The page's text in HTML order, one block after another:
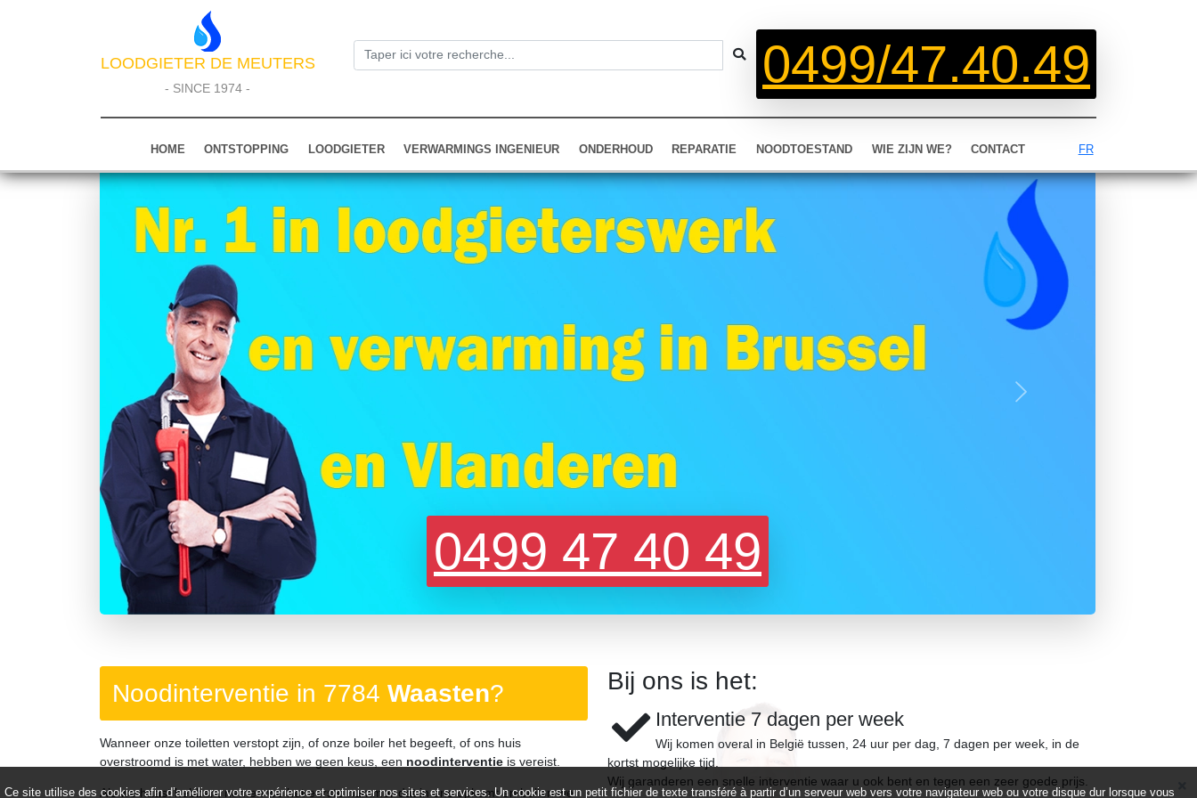
LOODGIETER DE MEUTERS
- SINCE 1974 - 0499/47.40.49
HOME ONTSTOPPING LOODGIETER VERWARMINGS INGENIEUR ONDERHOUD REPARATIE NOODTOESTAND WIE ZIJN WE? CONTACT FR
0499 47 40 49
Précédent Suivant
Noodinterventie in 7784Waasten?
Wanneer onze toiletten verstopt zijn, of onze boiler het begeeft, of ons huis
overstroomd is met water, hebben we geen keus, een noodinterventieis vereist.
Als we haast hebben, nemen we het eerste nummer dat in ons opkomt en bellen we
Bij ons is het:
Interventie 7 dagen per week
Wij komen overal in België tussen, 24 uur per dag, 7 dagen per week, in de
kortst mogelijke tijd.
Wij garanderen een snelle interventie waar u ook bent en tegen een zeer goede prijs.
Ce site utilise des cookies afin d’améliorer votre expérience et optimiser nos sites et services. Un cookie est un petit fichier de texte transféré à partir d’un serveur web vers votre navigateur web ou votre disque dur lorsque vous